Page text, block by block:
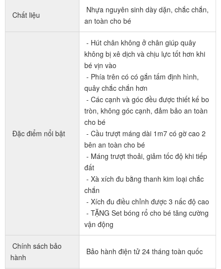
Chất liệu
Nhựa nguyên sinh dày dặn, chắc chắn,
an toàn cho bé
Đặc điểm nổi bật
- Hút chân không ở chân giúp quây
không bị xê dịch và chịu lực tốt hơn khi
bé vịn vào
- Phía trên có có gắn tấm định hình,
quây chắc chắn hơn
- Các cạnh và góc đều được thiết kế bo
tròn, không góc cạnh, đảm bảo an toàn
cho bé
- Cầu trượt máng dài 1m7 có gờ cao 2
bên an toàn cho bé
- Máng trượt thoải, giảm tốc độ khi tiếp
đất
- Xà xích đu bằng thanh kim loại chắc
chắn
- Xích đu điều chỉnh được 3 nấc độ cao
- TẶNG Set bóng rổ cho bé tăng cường
vận động
Chính sách bảo
hành
Bảo hành điện tử 24 tháng toàn quốc